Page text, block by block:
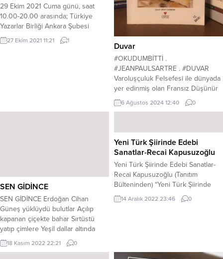
29 Ekim 2021 Cuma günü, saat
10.00-20.00 arasında; Türkiye
Yazarlar Birliği Ankara Şubesi
Standında, Şair-Yazar Ulviye Savtur
(ulviyesavtur@hotmail.com) , 29
27 Ekim 2021 11:21 1
Duvar
#OKUDUMBİTTİ .
#JEANPAULSARTRE . #DUVAR
Varoluşçuluk Felsefesi ile dünyada
yer edinmiş olan Fransız Düşünür
Sartre’nin harika bir kitabı.
İçerisinde beş farklı felsefik ve
da düşündürücü. Duvar isimli
öyküde, ölüme mahkum edilen üç
kişinin ölümü beklediği bir gecelik
yaşantıda psikolojilerinin nasıl
değiştiği...
6 Ağustos 2024 12:40 0
SEN GİDİNCE
SEN GİDİNCE Erdoğan Cihan
Güneş yüklüydü bulutlar Açılıp
kapanan çiçekte bahar Sırtüstü
yatıp çimlere Yeşil dallar altında
düşlemek seni Ne güzeldi yar Su
akar, bulut akar Bir daha
18 Kasım 2022 22:21 0
Yeni Türk Şiirinde Edebi
Sanatlar-Recai Kapusuzoğlu
Yeni Türk Şiirinde Edebi Sanatlar-
Recai Kapusuzoğlu (Tanıtım
Bülteninden) “Yeni Türk Şiirinde
Edebi Sanatlar” isimli kitabımız
Ötüken Neşriyat tarafından
iki yüzün üzerinde şairden
14 Aralık 2022 23:46 0